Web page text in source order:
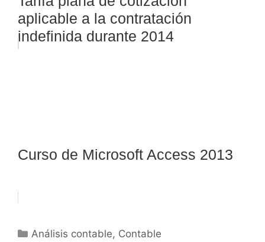
aplicable a la contratación
indefinida durante 2014
Curso de Microsoft Access 2013
Categorías
Análisis contable, Contable